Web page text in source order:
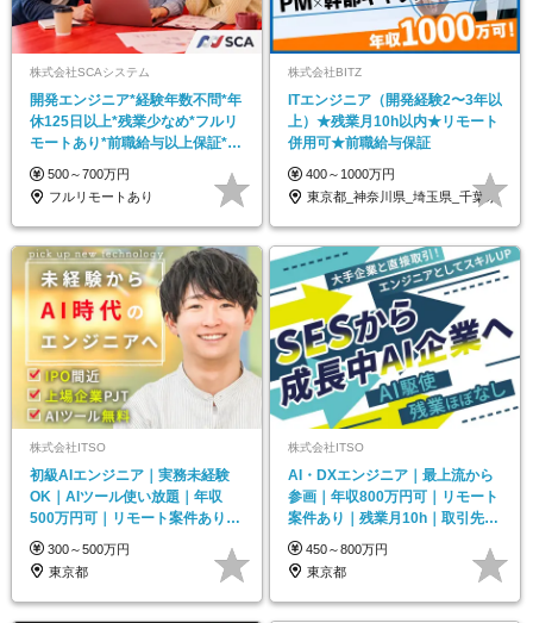
株式会社SCAシステム
開発エンジニア*経験年数不問*年
休125日以上*残業少なめ*フルリ
モートあり*前職給与以上保証*月
給30万円～
500～700万円
フルリモートあり
株式会社BITZ
ITエンジニア（開発経験2〜3年以
上）★残業月10h以内★リモート
併用可★前職給与保証
400～1000万円
東京都_神奈川県_埼玉県_千葉県
株式会社ITSO
初級AIエンジニア｜実務未経験
OK｜AIツール使い放題｜年収
500万円可｜リモート案件あり｜
残業月平均10h
300～500万円
東京都
株式会社ITSO
AI・DXエンジニア｜最上流から
参画｜年収800万円可｜リモート
案件あり｜残業月10h｜取引先の
9割が大手企業
450～800万円
東京都